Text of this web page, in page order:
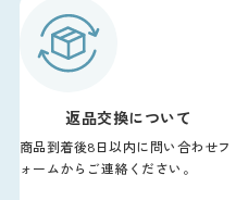
返品交換について
商品到着後8日以内に問い合わせフ
ォームからご連絡ください。